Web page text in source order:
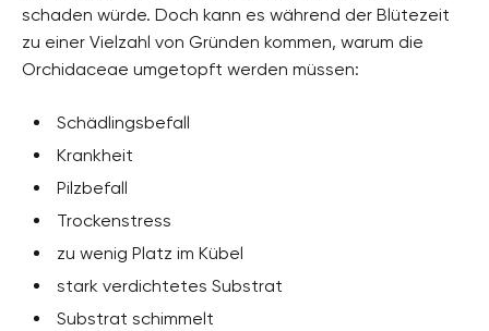
schaden würde. Doch kann es während der Blütezeit
zu einer Vielzahl von Gründen kommen, warum die
Orchidaceae umgetopft werden müssen:
Schädlingsbefall
Krankheit
Pilzbefall
Trockenstress
zu wenig Platz im Kübel
stark verdichtetes Substrat
Substrat schimmelt